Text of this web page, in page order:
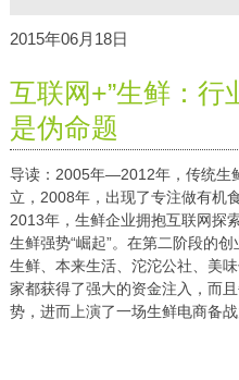
2015年06月18日
互联网+”生鲜：行
是伪命题
导读：2005年—2012年，传统生
立，2008年，出现了专注做有机
2013年，生鲜企业拥抱互联网探
生鲜强势“崛起”。在第二阶段的
生鲜、本来生活、沱沱公社、美
家都获得了强大的资金注入，而
势，进而上演了一场生鲜电商备战